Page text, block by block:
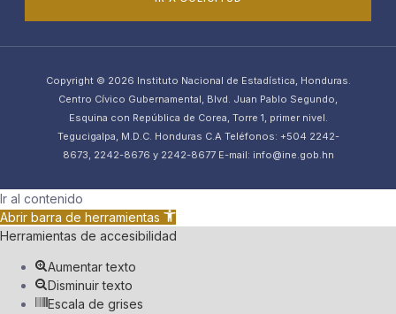
Copyright © 2026 Instituto Nacional de Estadística, Honduras.
Centro Cívico Gubernamental, Blvd. Juan Pablo Segundo,
Esquina con República de Corea, Torre 1, primer nivel.
Tegucigalpa, M.D.C. Honduras C.A Teléfonos: +504 2242-
8673, 2242-8676 y 2242-8677 E-mail: info@ine.gob.hn
Ir al contenido
Abrir barra de herramientas
Herramientas de accesibilidad
Aumentar texto
Disminuir texto
Escala de grises